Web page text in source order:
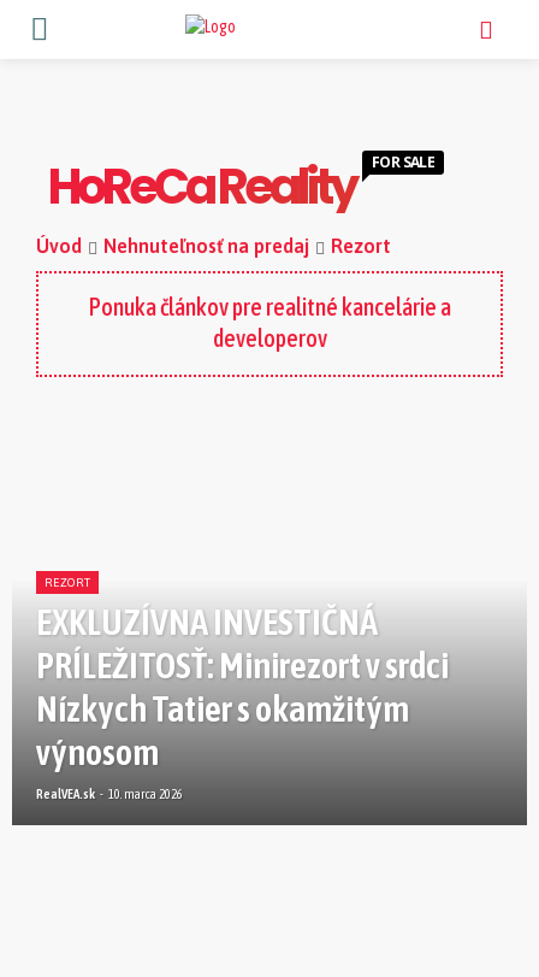
HoReCa Reality FOR SALE
Úvod Nehnuteľnosť na predaj Rezort
Ponuka článkov pre realitné kancelárie a
developerov
REZORT
EXKLUZÍVNA INVESTIČNÁ
PRÍLEŽITOSŤ: Minirezort v srdci
Nízkych Tatier s okamžitým
výnosom
RealVEA.sk - 10. marca 2026